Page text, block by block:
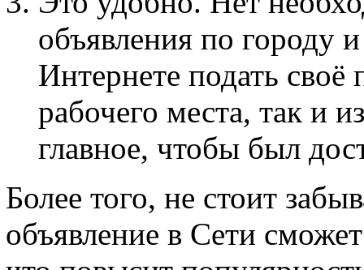
объявления по городу
Интернете подать
рабочего места, так и
главное, чтобы был
Более того, не стоит
объявление в Сети